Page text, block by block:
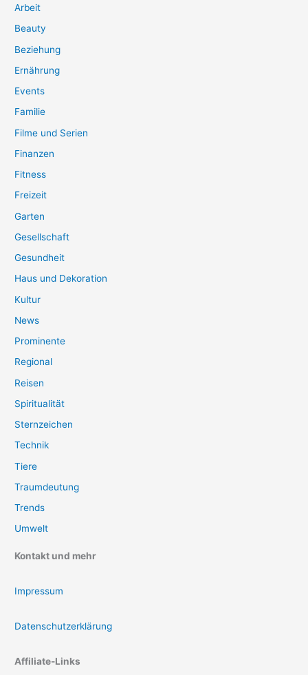
Arbeit
Beauty
Beziehung
Ernährung
Events
Familie
Filme und Serien
Finanzen
Fitness
Freizeit
Garten
Gesellschaft
Gesundheit
Haus und Dekoration
Kultur
News
Prominente
Regional
Reisen
Spiritualität
Sternzeichen
Technik
Tiere
Traumdeutung
Trends
Umwelt
Kontakt und mehr
Impressum
Datenschutzerklärung
Affiliate-Links